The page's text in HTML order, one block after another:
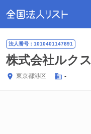
法人番号：1010401147891
株式会社ルクス
東京都港区 -